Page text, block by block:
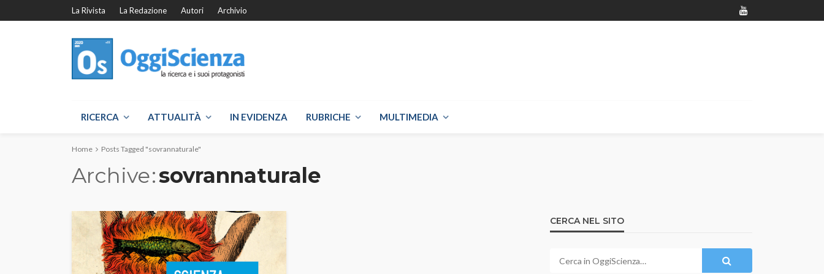
La Rivista La Redazione Autori Archivio
RICERCA ATTUALITÀ IN EVIDENZA RUBRICHE MULTIMEDIA
Home Posts Tagged "sovrannaturale"
Archive sovrannaturale
CERCA NEL SITO